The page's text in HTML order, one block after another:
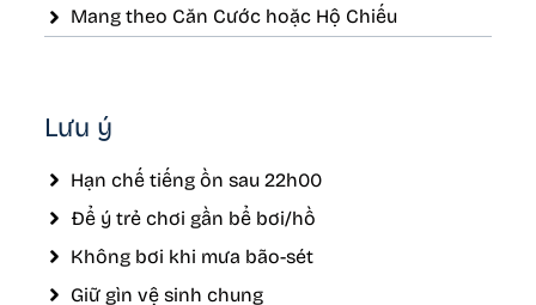
Mang theo Căn Cước hoặc Hộ Chiếu
Lưu ý
Hạn chế tiếng ồn sau 22h00
Để ý trẻ chơi gần bể bơi/hồ
Không bơi khi mưa bão-sét
Giữ gìn vệ sinh chung